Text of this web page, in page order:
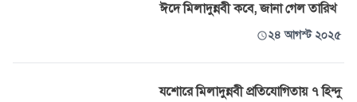
ঈদে মিলাদুন্নবী কবে, জানা গেল তারিখ
২৪ আগস্ট ২০২৫
যশোরে মিলাদুন্নবী প্রতিযোগিতায় ৭ হিন্দু